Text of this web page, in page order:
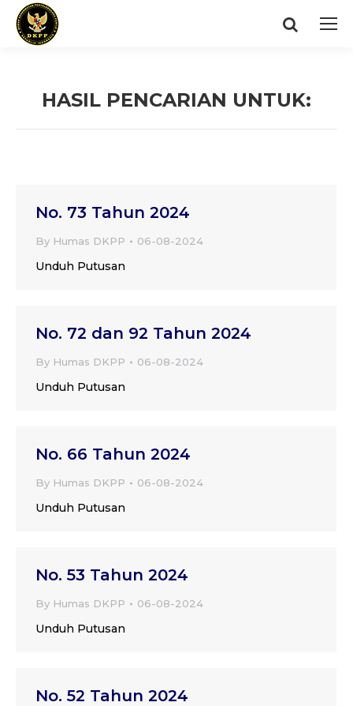
Search:
HASIL PENCARIAN UNTUK:
No. 73 Tahun 2024
By Humas DKPP 06-08-2024
Unduh Putusan
No. 72 dan 92 Tahun 2024
By Humas DKPP 06-08-2024
Unduh Putusan
No. 66 Tahun 2024
By Humas DKPP 06-08-2024
Unduh Putusan
No. 53 Tahun 2024
By Humas DKPP 06-08-2024
Unduh Putusan
No. 52 Tahun 2024